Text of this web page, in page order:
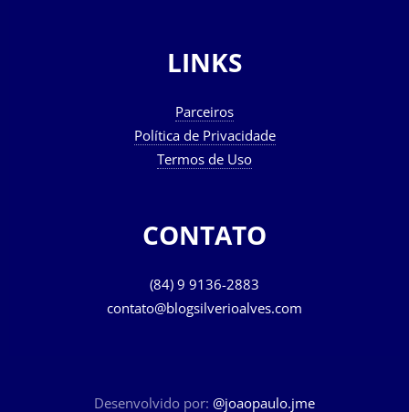
LINKS
Parceiros
Política de Privacidade
Termos de Uso
CONTATO
(84) 9 9136-2883
contato@blogsilverioalves.com
Desenvolvido por: @joaopaulo.jme